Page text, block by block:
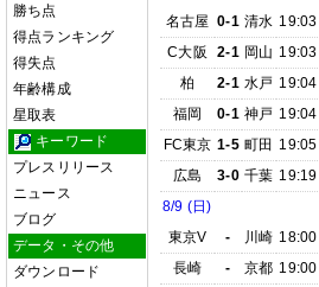
勝ち点
得点ランキング
得失点
年齢構成
星取表
キーワード
プレスリリース
ニュース
ブログ
データ・その他
ダウンロード
名古屋 0-1 清水 19:03
C大阪
2-1 岡山 19:03
柏
2-1 水戸 19:04
福岡
0-1 神戸 19:04
FC東京 1-5 町田 19:05
広島
3-0 千葉 19:19
8/9 (日)
東京V
- 川崎 18:00
長崎
- 京都 19:00